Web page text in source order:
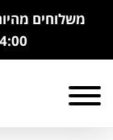
14:00 (מאשקלון עד